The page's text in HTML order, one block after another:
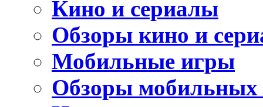
Кино и сериалы
Обзоры кино и
Мобильные игры
Обзоры мобильных